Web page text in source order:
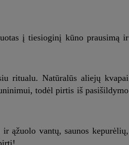
į tiesioginį kūno prausimą ir
ritualu. Natūralūs aliejų kvapai
todėl pirtis iš pasišildymo
ir ąžuolo vantų, saunos kepurėlių,